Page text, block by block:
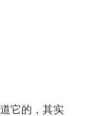
它的，其实